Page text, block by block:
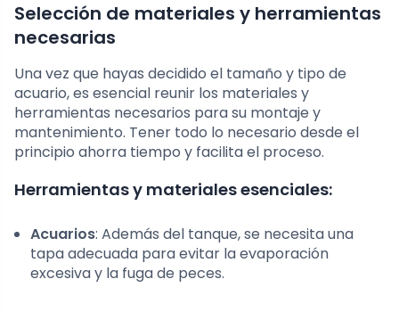
Selección de materiales y herramientas
necesarias
Una vez que hayas decidido el tamaño y tipo de
acuario, es esencial reunir los materiales y
herramientas necesarios para su montaje y
mantenimiento. Tener todo lo necesario desde el
principio ahorra tiempo y facilita el proceso.
Herramientas y materiales esenciales:
Acuarios: Además del tanque, se necesita una
tapa adecuada para evitar la evaporación
excesiva y la fuga de peces.